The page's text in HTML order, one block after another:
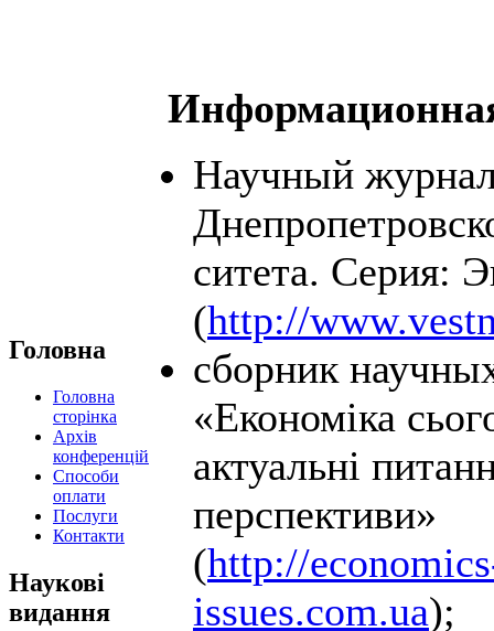
Головна
Головна
сторінка
Архів
конференцій
Способи
оплати
Послуги
Контакти
Наукові
видання
Научный
ситета. Серия:
(http://
сборник
«Економіка
актуальні
перспективи»
(http://
issues.com.ua);